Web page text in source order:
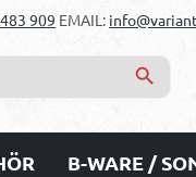
909 EMAIL:
B-WARE /